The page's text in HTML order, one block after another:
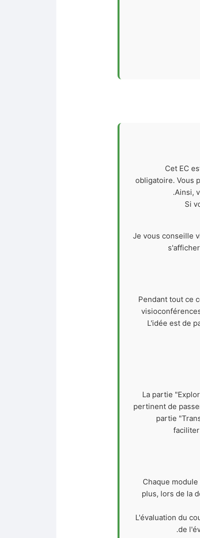
Cet EC
obligatoire. Vous
Ainsi,
Si
Je vous conseille
Pendant tout ce
L'idée est de
La partie
pertinent de
partie
Chaque
plus, lors de la
L'évaluation du
de